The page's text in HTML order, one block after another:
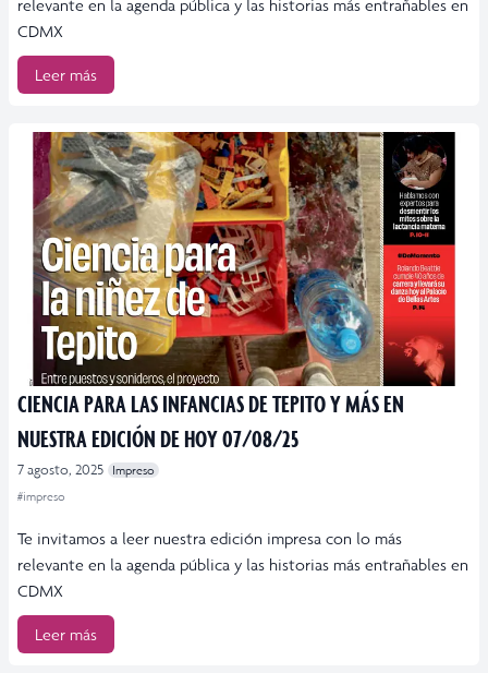
relevante en la agenda pública y las historias más entrañables en
CDMX
Leer más
CIENCIA PARA LAS INFANCIAS DE TEPITO Y MÁS EN
NUESTRA EDICIÓN DE HOY 07/08/25
7 agosto, 2025
Impreso
#impreso
Te invitamos a leer nuestra edición impresa con lo más
relevante en la agenda pública y las historias más entrañables en
CDMX
Leer más